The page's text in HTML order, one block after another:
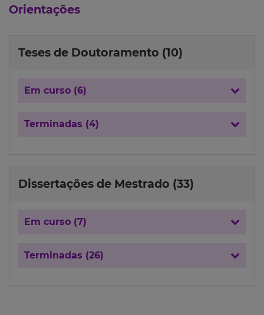
Orientações
Teses de Doutoramento (10)
Em curso (6)
Terminadas (4)
Dissertações de Mestrado (33)
Em curso (7)
Terminadas (26)